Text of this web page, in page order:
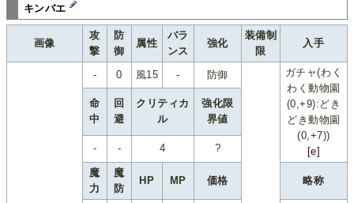
キンバエ
画像
攻
撃
防
御
属性
バラ
ンス
強化
装備制
限
入手
- 0 風15 - 防御
ガチャ(わく
わく動物園
(0,+9):どき
どき動物園
(0,+7))
[e]
命
中
回
避
クリティカ
ル
強化限
界値
- - 4 ?
魔
力
魔
防
HP MP 価格 略称